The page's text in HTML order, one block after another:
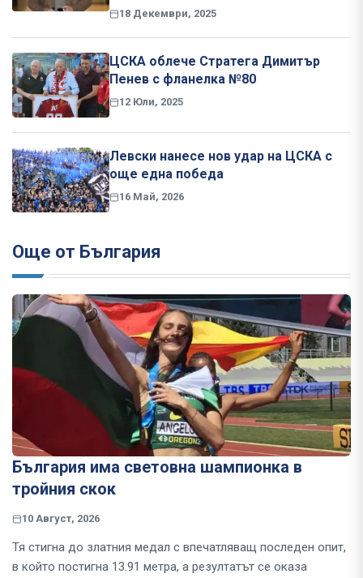
18 Декември, 2025
ЦСКА облече Стратега Димитър
Пенев с фланелка №80
12 Юли, 2025
Левски нанесе нов удар на ЦСКА с
още една победа
16 Май, 2026
Още от България
България има световна шампионка в
тройния скок
10 Август, 2026
Тя стигна до златния медал с впечатляващ последен опит,
в който постигна 13.91 метра, а резултатът се оказа